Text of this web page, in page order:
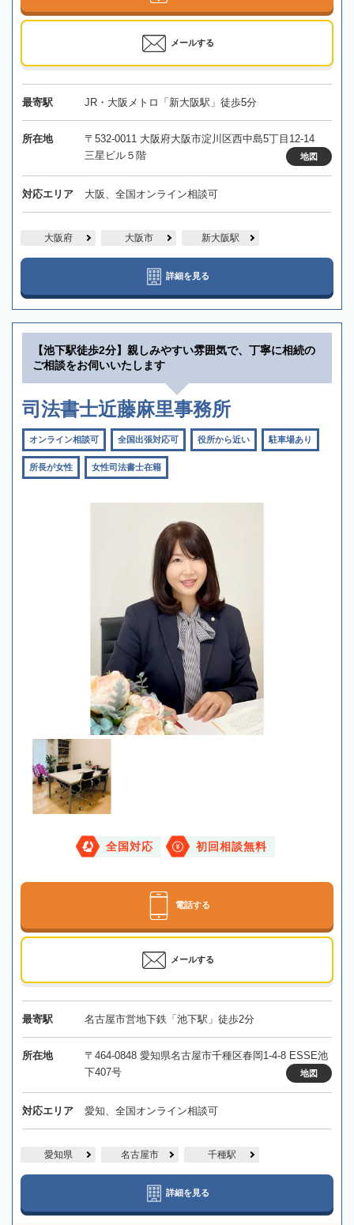
メールする
最寄駅 JR・大阪メトロ「新大阪駅」徒歩5分
所在地
〒532-0011 大阪府大阪市淀川区西中島5丁目12-14
三星ビル５階
地図
対応エリア 大阪、全国オンライン相談可
大阪府 大阪市 新大阪駅
詳細を見る
【池下駅徒歩2分】親しみやすい雰囲気で、丁寧に相続の
ご相談をお伺いいたします
司法書士近藤麻里事務所
オンライン相談可 全国出張対応可 役所から近い 駐車場あり
所長が女性 女性司法書士在籍
全国対応 初回相談無料
電話する
メールする
最寄駅 名古屋市営地下鉄「池下駅」徒歩2分
所在地
〒464-0848 愛知県名古屋市千種区春岡1-4-8 ESSE池
下407号
地図
対応エリア 愛知、全国オンライン相談可
愛知県 名古屋市 千種駅
詳細を見る